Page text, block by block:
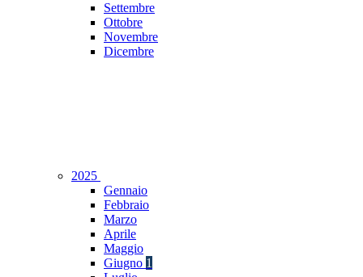
Settembre
Ottobre
Novembre
Dicembre
2025
Gennaio
Febbraio
Marzo
Aprile
Maggio
Giugno 1